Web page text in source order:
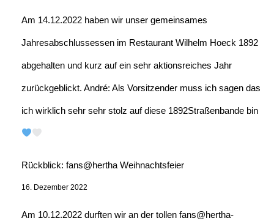
Am 14.12.2022 haben wir unser gemeinsames
Jahresabschlussessen im Restaurant Wilhelm Hoeck 1892
abgehalten und kurz auf ein sehr aktionsreiches Jahr
zurückgeblickt. André: Als Vorsitzender muss ich sagen das
ich wirklich sehr sehr stolz auf diese 1892Straßenbande bin
Rückblick: fans@hertha Weihnachtsfeier
16. Dezember 2022
Am 10.12.2022 durften wir an der tollen fans@hertha-